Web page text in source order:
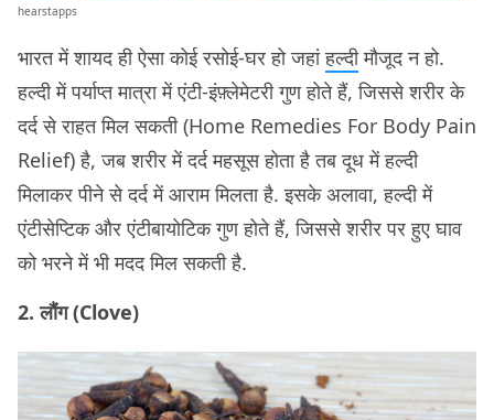
hearstapps
भारत में शायद ही ऐसा कोई रसोई-घर हो जहांहल्दीमौजूद न हो.
हल्दी में पर्याप्त मात्रा में एंटी-इंफ़्लेमेटरी गुण होते हैं, जिससे शरीर के
दर्द से राहत मिल सकती (Home Remedies For Body Pain
Relief) है, जब शरीर में दर्द महसूस होता है तब दूध में हल्दी
मिलाकर पीने से दर्द में आराम मिलता है. इसके अलावा, हल्दी में
एंटीसेप्टिक और एंटीबायोटिक गुण होते हैं, जिससे शरीर पर हुए घाव
को भरने में भी मदद मिल सकती है.
2. लौंग (Clove)